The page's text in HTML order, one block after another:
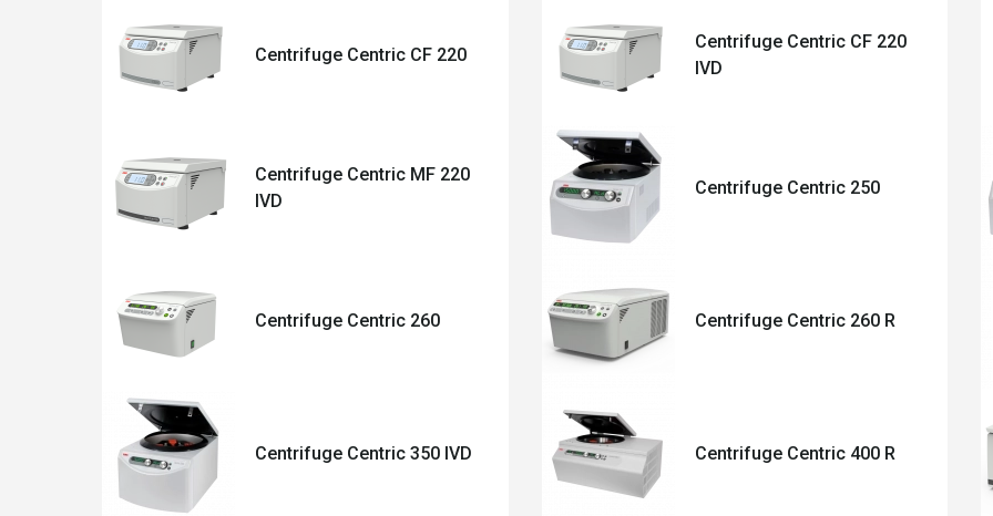
Centrifuge Centric CF 220
Centrifuge Centric CF 220
IVD
Centrifuge Centric MF 220
IVD
Centrifuge Centric 250
Centrifuge Centric 260 Centrifuge Centric 260 R
Centrifuge Centric 350 IVD Centrifuge Centric 400 R